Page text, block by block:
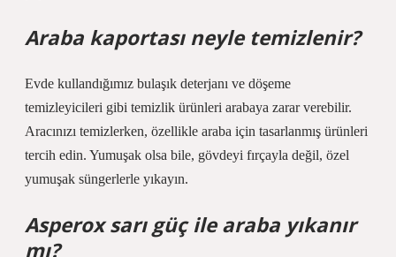
Araba kaportası neyle temizlenir?
Evde kullandığımız bulaşık deterjanı ve döşeme
temizleyicileri gibi temizlik ürünleri arabaya zarar verebilir.
Aracınızı temizlerken, özellikle araba için tasarlanmış ürünleri
tercih edin. Yumuşak olsa bile, gövdeyi fırçayla değil, özel
yumuşak süngerlerle yıkayın.
Asperox sarı güç ile araba yıkanır
mı?